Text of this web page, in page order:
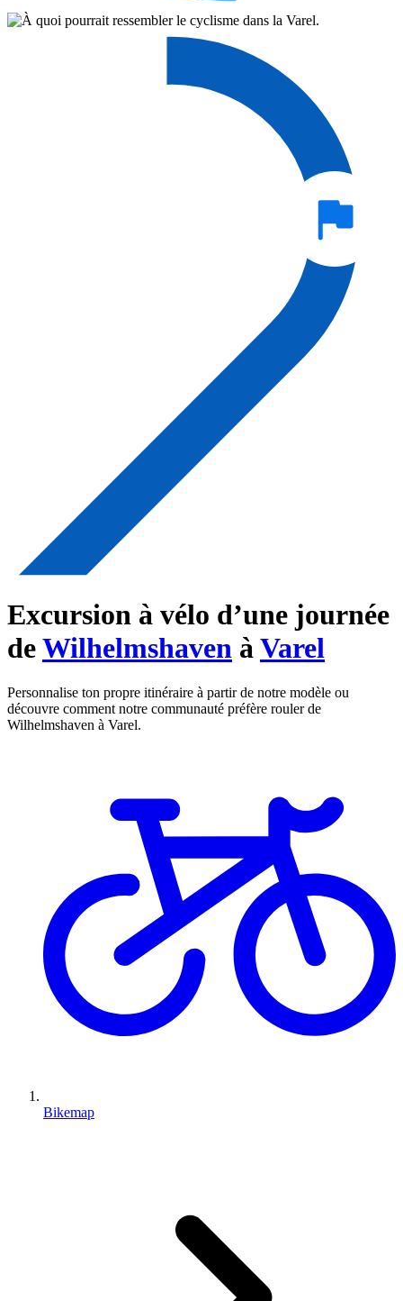
Excursion à vélo d’une journée
deWilhelmshaven à Varel
Personnalise ton propre itinéraire à partir de notre modèle ou
découvre comment notre communauté préfère rouler de
Wilhelmshaven à Varel.
Bikemap